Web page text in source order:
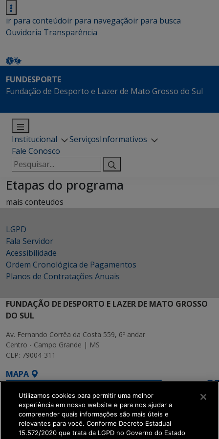
ir para conteúdoir para navegaçãoir para busca
Ouvidoria Transparência
FUNDESPORTE
Fundação de Desporto e Lazer de Mato Grosso do Sul
Institucional ServiçosInformativos
Fale Conosco
Pesquisar
por:
Etapas do programa
mais conteudos
LGPD
Fala Servidor
Acessibilidade
Ordem Cronológica de Pagamentos
Planos de Contratações Anuais
FUNDAÇÃO DE DESPORTO E LAZER DE MATO GROSSO
DO SUL
Av. Fernando Corrêa da Costa 559, 6º andar
Centro - Campo Grande | MS
CEP: 79004-311
MAPA
SETDIG | Secretaria-
Utilizamos cookies para permitir uma melhor
experiência em nosso website e para nos ajudar a
compreender quais informações são mais úteis e
relevantes para você. Conforme Decreto Estadual
15.572/2020 que trata da LGPD no Governo do Estado